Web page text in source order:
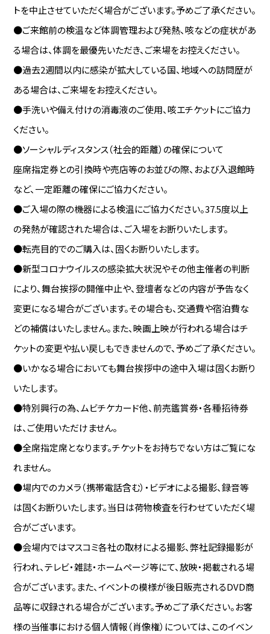
トを中止させていただく場合がございます。予めご了承ください。
●ご来館前の検温など体調管理および発熱、咳などの症状があ
る場合は、体調を最優先いただき、ご来場をお控えください。
●過去2週間以内に感染が拡大している国、地域への訪問歴が
ある場合は、ご来場をお控えください。
●手洗いや備え付けの消毒液のご使用、咳エチケットにご協力
ください。
●ソーシャルディスタンス（社会的距離）の確保について
座席指定券との引換時や売店等のお並びの際、および入退館時
など、一定距離の確保にご協力ください。
●ご入場の際の機器による検温にご協力ください。37.5度以上
の発熱が確認された場合は、ご入場をお断りいたします。
●転売目的でのご購入は、固くお断りいたします。
●新型コロナウイルスの感染拡大状況やその他主催者の判断
により、舞台挨拶の開催中止や、登壇者などの内容が予告なく
変更になる場合がございます。その場合も、交通費や宿泊費な
どの補償はいたしません。また、映画上映が行われる場合はチ
ケットの変更や払い戻しもできませんので、予めご了承ください。
●いかなる場合においても舞台挨拶中の途中入場は固くお断り
いたします。
●特別興行の為、ムビチケカード他、前売鑑賞券・各種招待券
は、ご使用いただけません。
●全席指定席となります。チケットをお持ちでない方はご覧にな
れません。
●場内でのカメラ（携帯電話含む）・ビデオによる撮影、録音等
は固くお断りいたします。当日は荷物検査を行わせていただく場
合がございます。
●会場内ではマスコミ各社の取材による撮影、弊社記録撮影が
行われ、テレビ・雑誌・ホームページ等にて、放映・掲載される場
合がございます。また、イベントの模様が後日販売されるDVD商
品等に収録される場合がございます。予めご了承ください。お客
様の当催事における個人情報（肖像権）については、このイベン